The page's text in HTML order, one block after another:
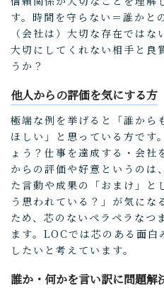
す。時間を守らない＝誰かと
（会社は）大切な存在ではな
大切にしてくれない相手と良
うか？
他人からの評価を気にする方
極端な例を挙げると「誰から
ほしい」と思っている方です
ょう？仕事を達成する・会社
からの評価や好意というのは
た言動や成果の「おまけ」と
う思われている？」が気にな
ため、芯のないペラペラなつ
ます。LOCでは芯のある面
したいと考えています。
誰か・何かを言い訳に問題解